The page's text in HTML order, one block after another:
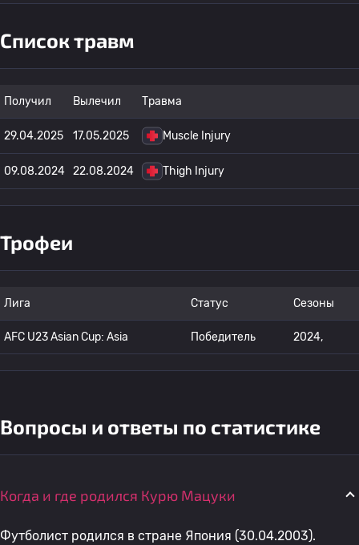
Список травм
Получил Вылечил Травма
29.04.2025 17.05.2025 Muscle Injury
09.08.2024 22.08.2024 Thigh Injury
Трофеи
Лига Статус Сезоны
AFC U23 Asian Cup: Asia Победитель 2024,
Вопросы и ответы по статистике
Когда и где родился Курю Мацуки
Футболист родился в стране Япония (30.04.2003).